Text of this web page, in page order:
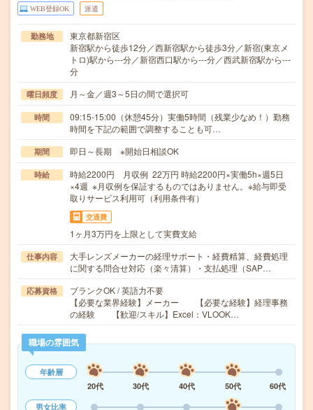
WEB登録OK 派遣
勤務地
東京都新宿区
新宿駅から徒歩12分／西新宿駅から徒歩3分／新宿(東京メ
トロ)駅から---分／新宿西口駅から---分／西武新宿駅から---
分
曜日頻度 月～金／週3～5日の間で選択可
時間
09:15-15:00（休憩45分）実働5時間（残業少なめ！）勤務
時間を下記の範囲で調整することも可…
期間 即日～長期 ※開始日相談OK
時給
時給2200円 月収例 22万円 時給2200円×実働5h×週5日
×4週 ※月収例を保証するものではありません。※給与即受
取りサービス利用可（利用条件有）
交通費
1ヶ月3万円を上限として実費支給
仕事内容
大手レンズメーカーの経理サポート・経費精算、経費処理
に関する問合せ対応（楽々清算）・支払処理（SAP…
応募資格
ブランクOK / 英語力不要
【必要な業界経験】メーカー 【必要な経験】経理事務
の経験 【歓迎/スキル】Excel：VLOOK…
職場の雰囲気
年齢層
20代
30代 40代 50代
60代
男女比率